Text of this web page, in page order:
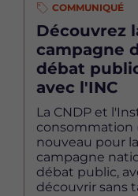
COMMUNIQUÉ
Découvrez
campagne
débat
avec l'INC
La CNDP et
consommation
nouveau pour
campagne
débat public,
découvrir sans